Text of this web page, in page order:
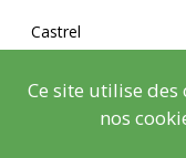
Castrel
Ce site utilise
nos